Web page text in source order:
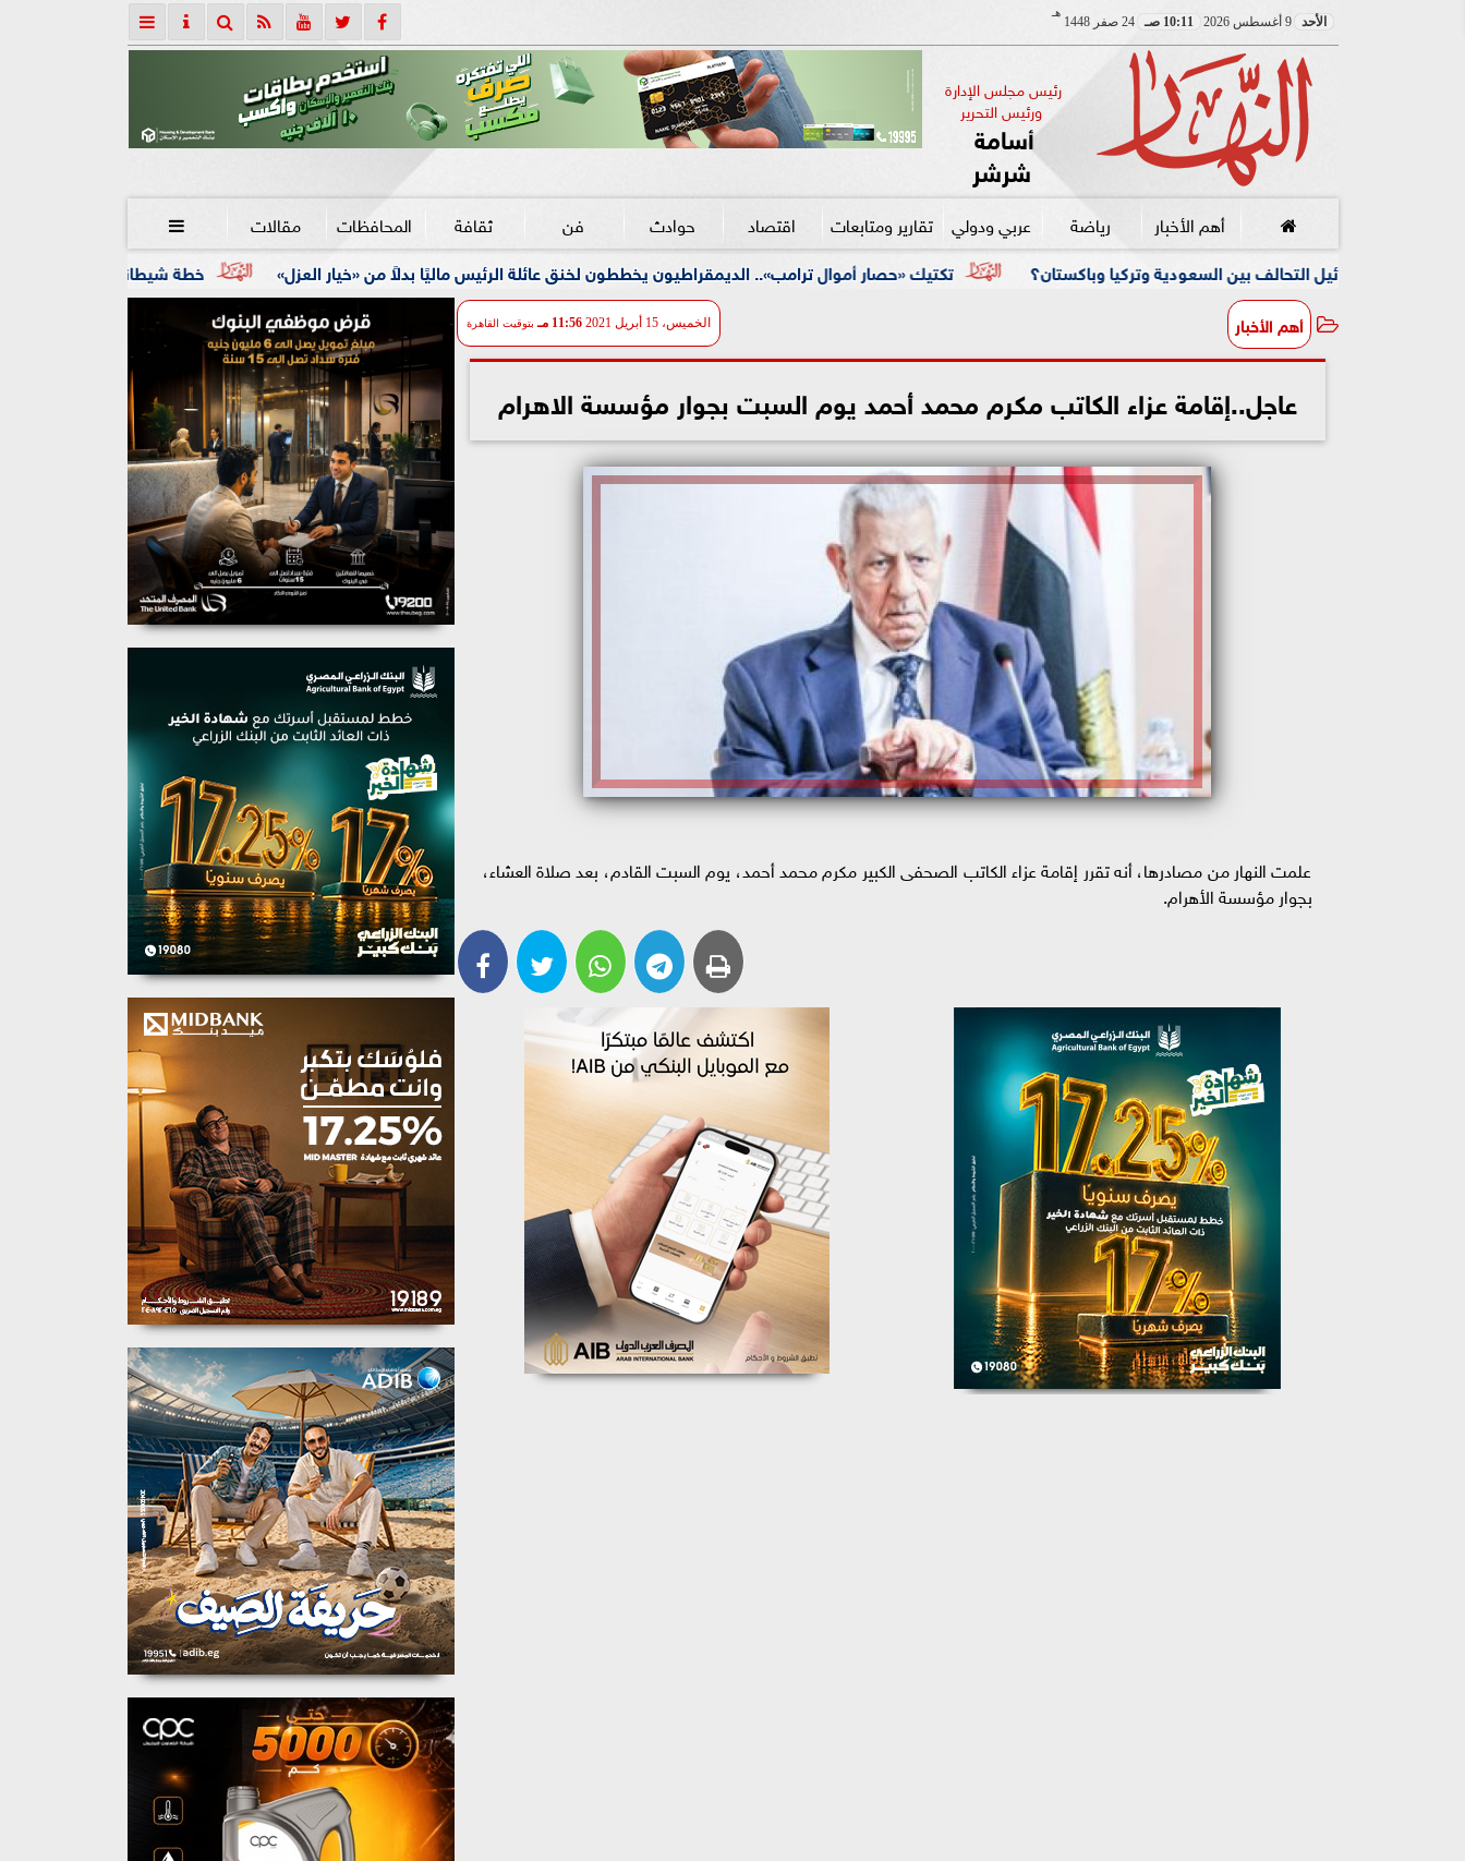
الأحد 9 أغسطس 2026 10:11 صـ 24 صفر 1448
هـ
رئيس مجلس الإدارة
ورئيس التحرير
أسامة
شرشر
أهم الأخبار رياضة عربي ودولي تقارير ومتابعات اقتصاد حوادث فن ثقافة المحافظات مقالات 
خطة شيطانية انتهت في قبضة الأمن.. ضبط 5 متهمين بسرقة 300 ألف جنيه من طبيب بيطري تكتيك «حصار أموال ترامب».. الديمقراطيون يخططون لخنق عائلة الرئيس ماليًا بدلاً من «خيار العزل» التحالف بين السعودية وتركيا وباكستان؟
أهم الأخبار الخميس، 15 أبريل 2021 11:56 مـ بتوقيت القاهرة
عاجل..إقامة عزاء الكاتب مكرم محمد أحمد يوم السبت بجوار مؤسسة الاهرام
علمت النهار من مصادرها، أنه تقرر إقامة عزاء الكاتب الصحفى الكبير مكرم محمد أحمد، يوم السبت القادم، بعد صلاة العشاء،
بجوار مؤسسة الأهرام.